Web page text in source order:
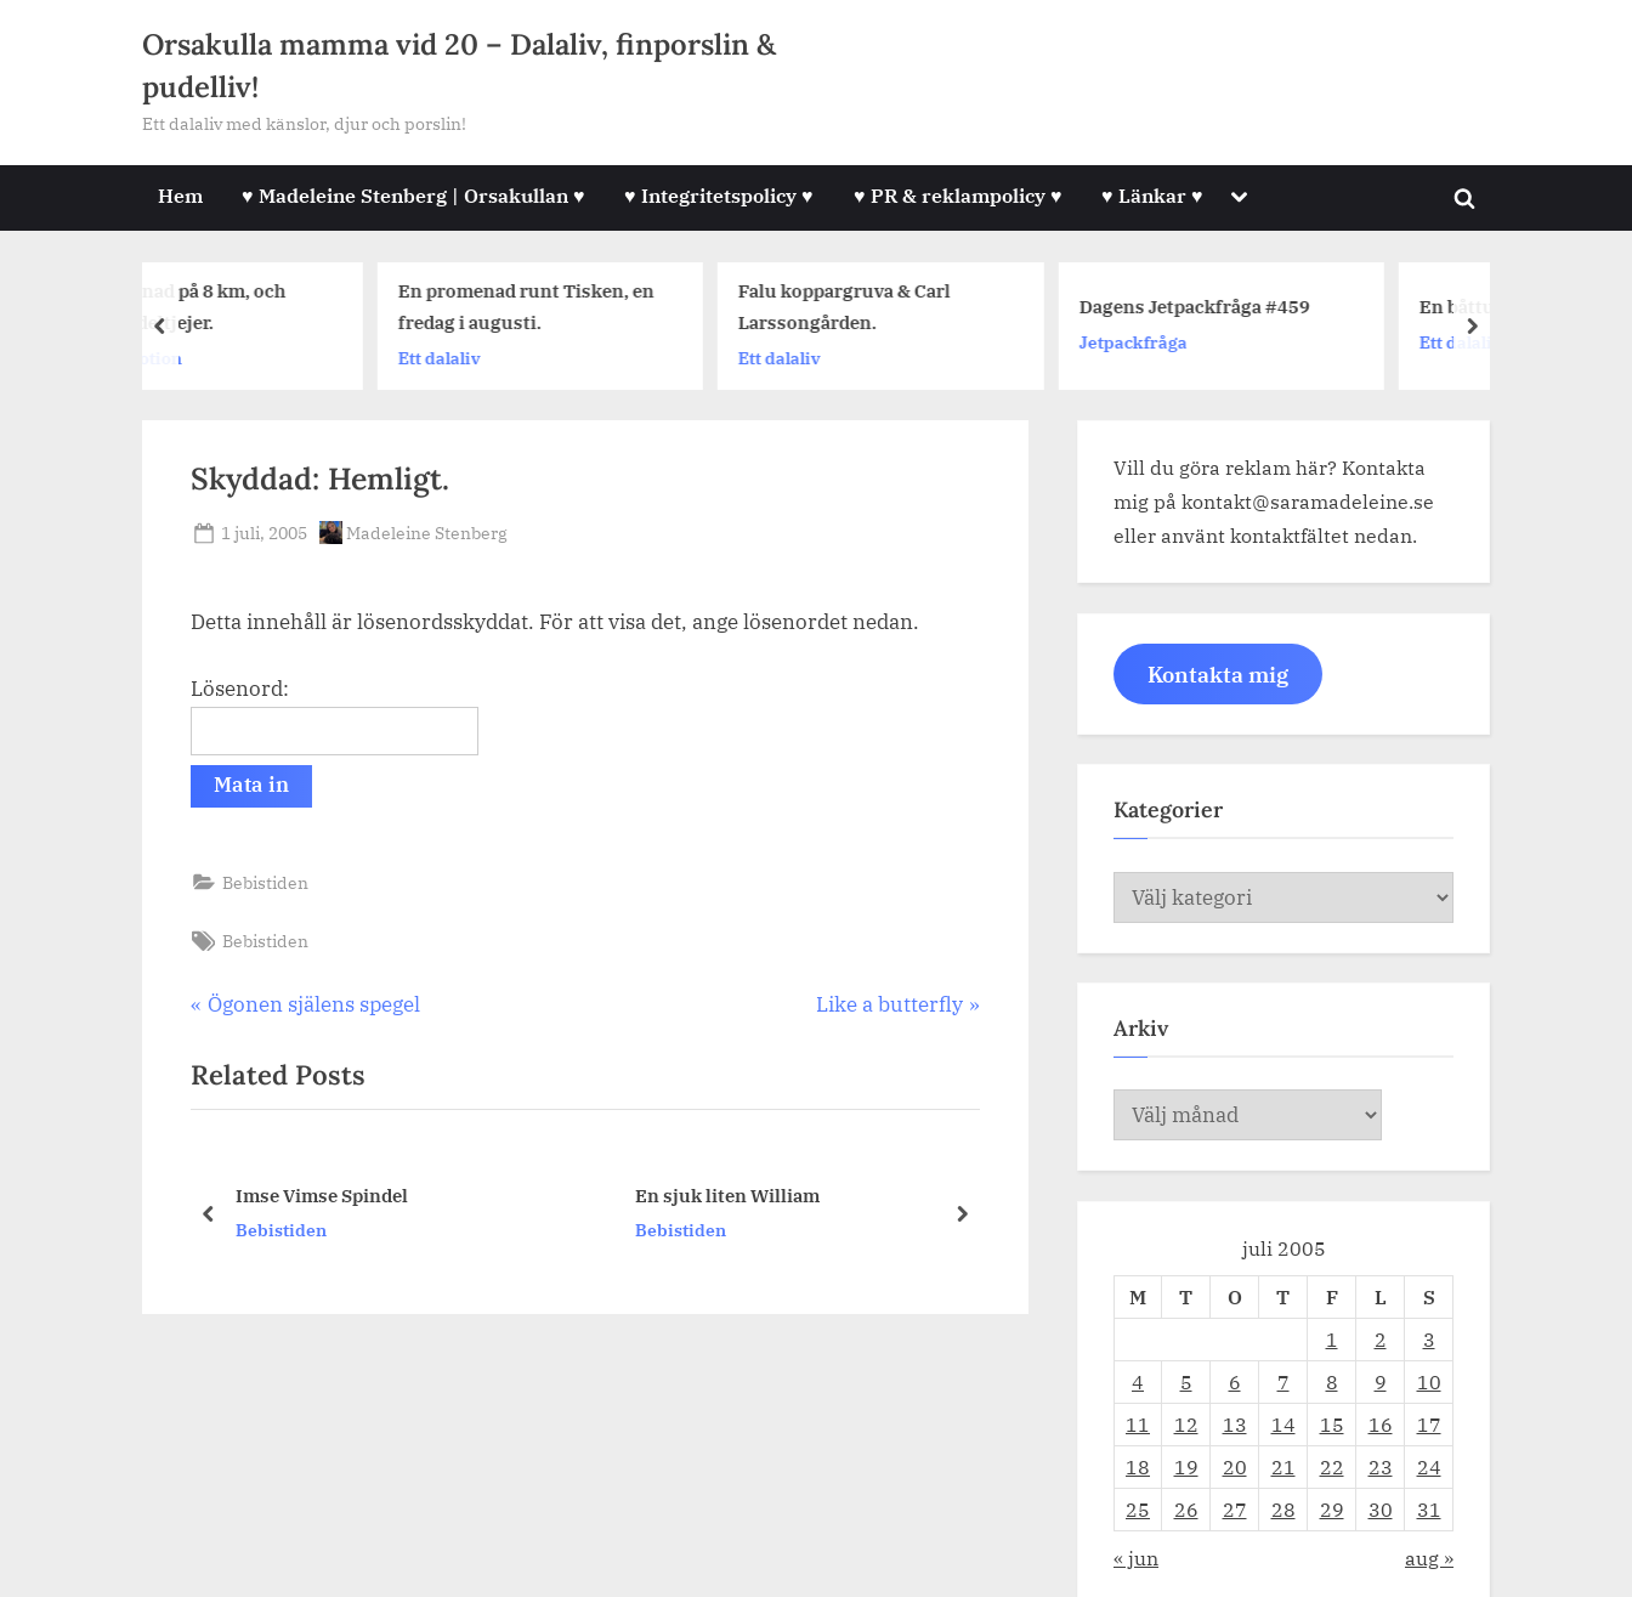
Orsakulla mamma vid 20 – Dalaliv, finporslin &
pudelliv!
Ett dalaliv med känslor, djur och porslin!
Hem ♥ Madeleine Stenberg | Orsakullan ♥ ♥ Integritetspolicy ♥ ♥ PR & reklampolicy ♥ ♥ Länkar ♥ Toggle
menu
Toggle
En promenad runt Tisken, en
Falu koppargruva & Carl
Dagens Jetpackfråga #459 En båttur på Runn
prev next
Skyddad: Hemligt.
Posted
1 juli, 2005 By
Madeleine Stenberg
Detta innehåll är lösenordsskyddat. För att visa det, ange lösenordet nedan.
Lösenord:
Bebistiden
Tags:
Bebistiden
Inläggsnavigering
Previous
Ögonen själens spegel
Next
Like a butterfly
Related Posts
Imse Vimse Spindel
Bebistiden
En sjuk liten William
Bebistiden
prev next
Vill du göra reklam här? Kontakta
mig på kontakt@saramadeleine.se
eller använt kontaktfältet nedan.
Kontakta mig
Kategorier
Kategorier
Arkiv
Arkiv
juli 2005
M
T O T F L
S
1
2
3
4
5 6 7 8 9
10
11
12 13 14 15 16
17
18
19 20 21 22 23
24
25
26 27 28 29 30
31
« jun
aug »